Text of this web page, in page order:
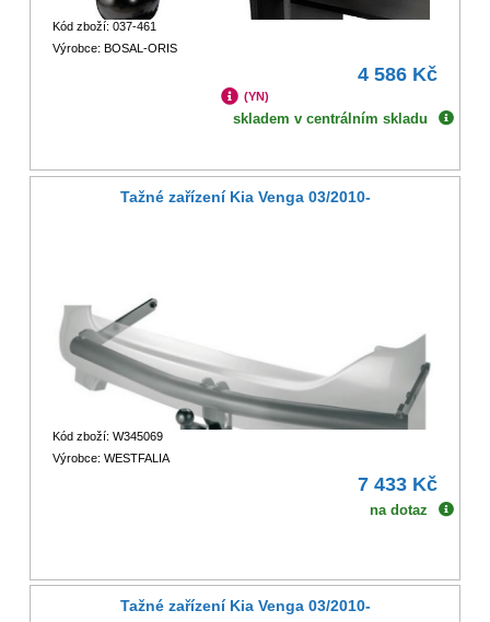
Kód zboží: 037-461
Výrobce: BOSAL-ORIS
4 586 Kč
(YN)
skladem v centrálním skladu
Tažné zařízení Kia Venga 03/2010-
Kód zboží: W345069
Výrobce: WESTFALIA
7 433 Kč
na dotaz
Tažné zařízení Kia Venga 03/2010-